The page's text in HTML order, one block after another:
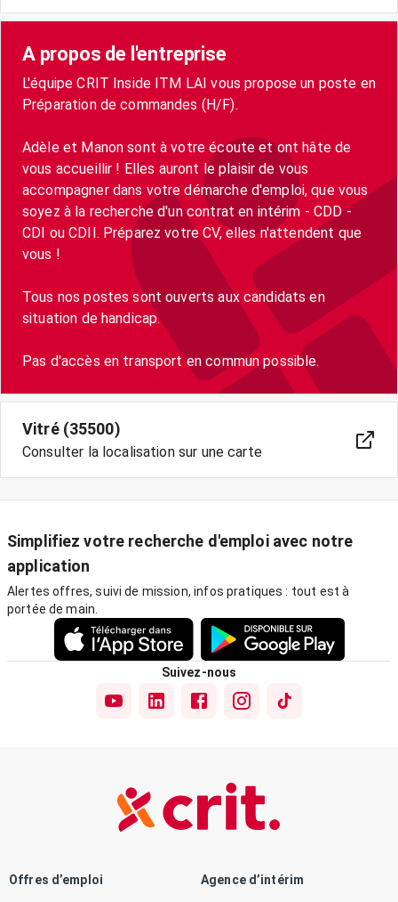
A propos de l'entreprise
L'équipe CRIT Inside ITM LAI vous propose un poste en
Préparation de commandes (H/F).
Adèle et Manon sont à votre écoute et ont hâte de
vous accueillir ! Elles auront le plaisir de vous
accompagner dans votre démarche d'emploi, que vous
soyez à la recherche d'un contrat en intérim - CDD -
CDI ou CDII. Préparez votre CV, elles n'attendent que
vous !
Tous nos postes sont ouverts aux candidats en
situation de handicap.
Pas d'accès en transport en commun possible.
Vitré (35500)
Consulter la localisation sur une carte
Simplifiez votre recherche d'emploi avec notre
application
Alertes offres, suivi de mission, infos pratiques : tout est à
portée de main.
Suivez-nous
Offres d’emploi Agence d’intérim